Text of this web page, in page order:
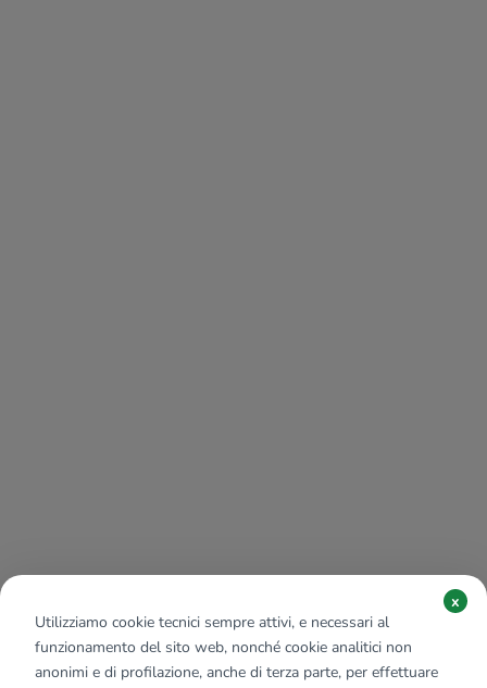
Utilizziamo cookie tecnici sempre attivi, e necessari al
funzionamento del sito web, nonché cookie analitici non
anonimi e di profilazione, anche di terza parte, per effettuare
x